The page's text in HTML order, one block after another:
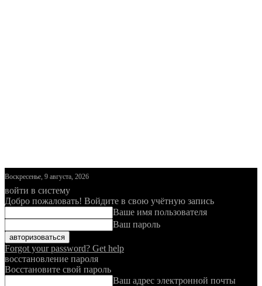
Воскресенье, 9 августа, 2026
войти в систему
Добро пожаловать! Войдите в свою учётную запись
Ваше имя пользователя
Ваш пароль
Forgot your password? Get help
восстановление пароля
Восстановите свой пароль
Ваш адрес электронной почты